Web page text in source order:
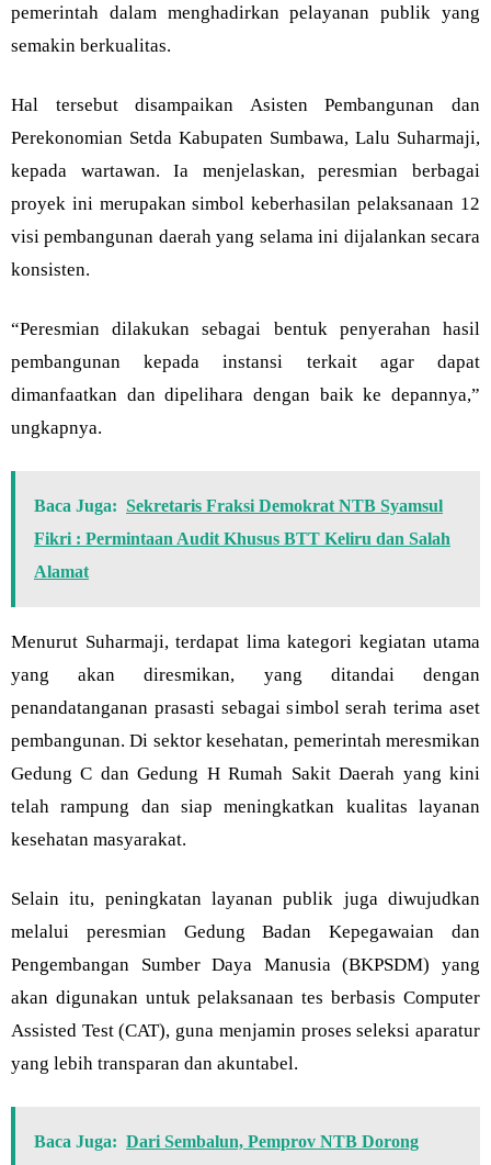
pemerintah dalam menghadirkan pelayanan publik yang
semakin berkualitas.
Hal tersebut disampaikan Asisten Pembangunan dan
Perekonomian Setda Kabupaten Sumbawa, Lalu Suharmaji,
kepada wartawan. Ia menjelaskan, peresmian berbagai
proyek ini merupakan simbol keberhasilan pelaksanaan 12
visi pembangunan daerah yang selama ini dijalankan secara
konsisten.
“Peresmian dilakukan sebagai bentuk penyerahan hasil
pembangunan kepada instansi terkait agar dapat
dimanfaatkan dan dipelihara dengan baik ke depannya,”
ungkapnya.
Baca Juga: Sekretaris Fraksi Demokrat NTB Syamsul
Fikri : Permintaan Audit Khusus BTT Keliru dan Salah
Alamat
Menurut Suharmaji, terdapat lima kategori kegiatan utama
yang akan diresmikan, yang ditandai dengan
penandatanganan prasasti sebagai simbol serah terima aset
pembangunan. Di sektor kesehatan, pemerintah meresmikan
Gedung C dan Gedung H Rumah Sakit Daerah yang kini
telah rampung dan siap meningkatkan kualitas layanan
kesehatan masyarakat.
Selain itu, peningkatan layanan publik juga diwujudkan
melalui peresmian Gedung Badan Kepegawaian dan
Pengembangan Sumber Daya Manusia (BKPSDM) yang
akan digunakan untuk pelaksanaan tes berbasis Computer
Assisted Test (CAT), guna menjamin proses seleksi aparatur
yang lebih transparan dan akuntabel.
Baca Juga: Dari Sembalun, Pemprov NTB Dorong